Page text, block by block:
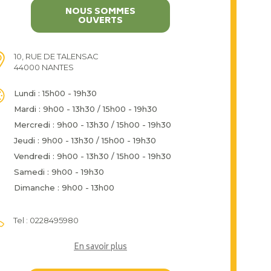
NOUS SOMMES
OUVERTS
10, RUE DE TALENSAC
44000 NANTES
Lundi : 15h00 - 19h30
Mardi : 9h00 - 13h30 / 15h00 - 19h30
Mercredi : 9h00 - 13h30 / 15h00 - 19h30
Jeudi : 9h00 - 13h30 / 15h00 - 19h30
Vendredi : 9h00 - 13h30 / 15h00 - 19h30
Samedi : 9h00 - 19h30
Dimanche : 9h00 - 13h00
Tel : 0228495980
En savoir plus